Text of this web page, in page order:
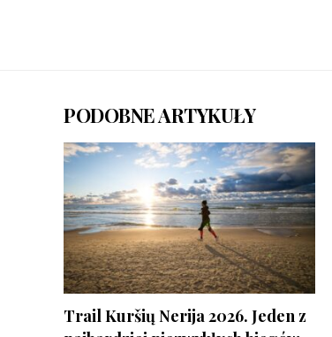
PODOBNE ARTYKUŁY
Trail Kuršių Nerija 2026. Jeden z